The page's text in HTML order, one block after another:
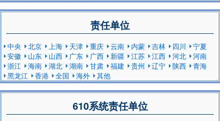
责任单位
中央 北京 上海 天津 重庆 云南 内蒙 吉林 四川
宁夏
安徽
山东 山西 广东 广西 新疆 江苏 江西 河北
河南
浙江
海南 湖北 湖南 甘肃 福建 贵州 辽宁 陕西
青海
黑龙江
香港 全国 海外 其他
610系统责任单位